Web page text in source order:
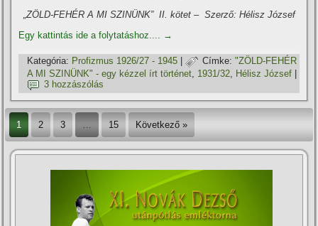
„ZÖLD-FEHÉR A MI SZINÜNK” II. kötet – Szerző: Hélisz József
Egy kattintás ide a folytatáshoz....
→
Kategória: Profizmus 1926/27 - 1945 | Címke: "ZÖLD-FEHÉR
A MI SZINÜNK" - egy kézzel í­rt történet 1931/32 Hélisz József
3 hozzászólás
1 2 3 15 Következő »